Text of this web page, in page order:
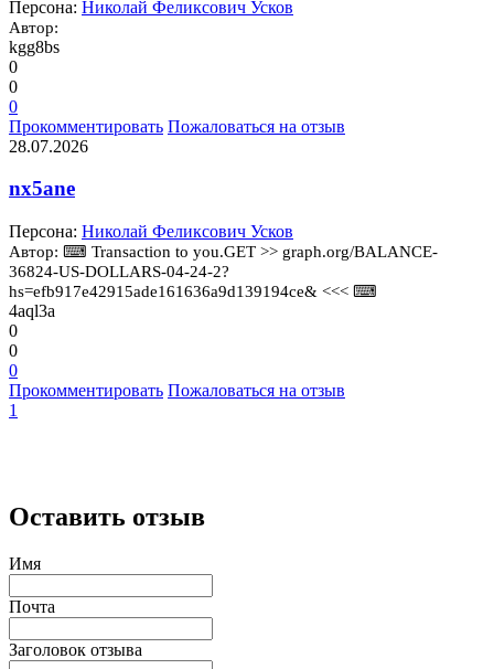
Персона: Николай Феликсович Усков
Автор:
kgg8bs
0
0
0
Прокомментировать Пожаловаться на отзыв
28.07.2026
nx5ane
Персона: Николай Феликсович Усков
Автор: ⌨ Transaction to you.GET >> graph.org/BALANCE-
36824-US-DOLLARS-04-24-2?
hs=efb917e42915ade161636a9d139194ce& <<< ⌨
4aql3a
0
0
0
Прокомментировать Пожаловаться на отзыв
1
Оставить отзыв
Имя
Почта
Заголовок отзыва